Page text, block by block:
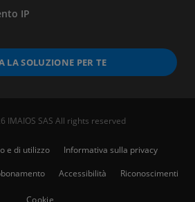
IP
LA SOLUZIONE PER TE
IMAIOS SAS All rights reserved
e di utilizzo
Informativa sulla privacy
Accessibilità Riconoscimenti
Cookie